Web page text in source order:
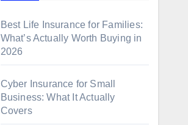
Best Life Insurance for Families:
What’s Actually Worth Buying in
2026
Cyber Insurance for Small
Business: What It Actually
Covers